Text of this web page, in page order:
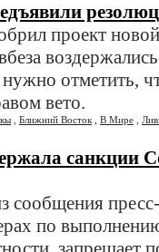
проект
отметить,
вето.
Ближний Восток В Мире
санкции
сообщения
по